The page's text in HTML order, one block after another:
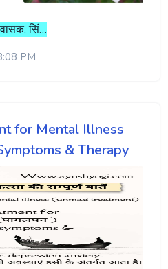
सिं…
PM
for Mental Illness
& Therapy